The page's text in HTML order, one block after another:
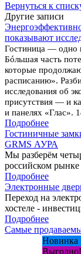
Вернуться к
Другие записи
показывают
Гостиница — одно
Бóльшая часть
которые
расписанию».
исследования об
присутствия — и
и панелях «Глас».
Подробнее
Гостиничные
GRMS АУРА
Мы разберём
российском рынке
Подробнее
Электронные
Переход на
хостеле -
Подробнее
Самые
Новинка
Выгодно!